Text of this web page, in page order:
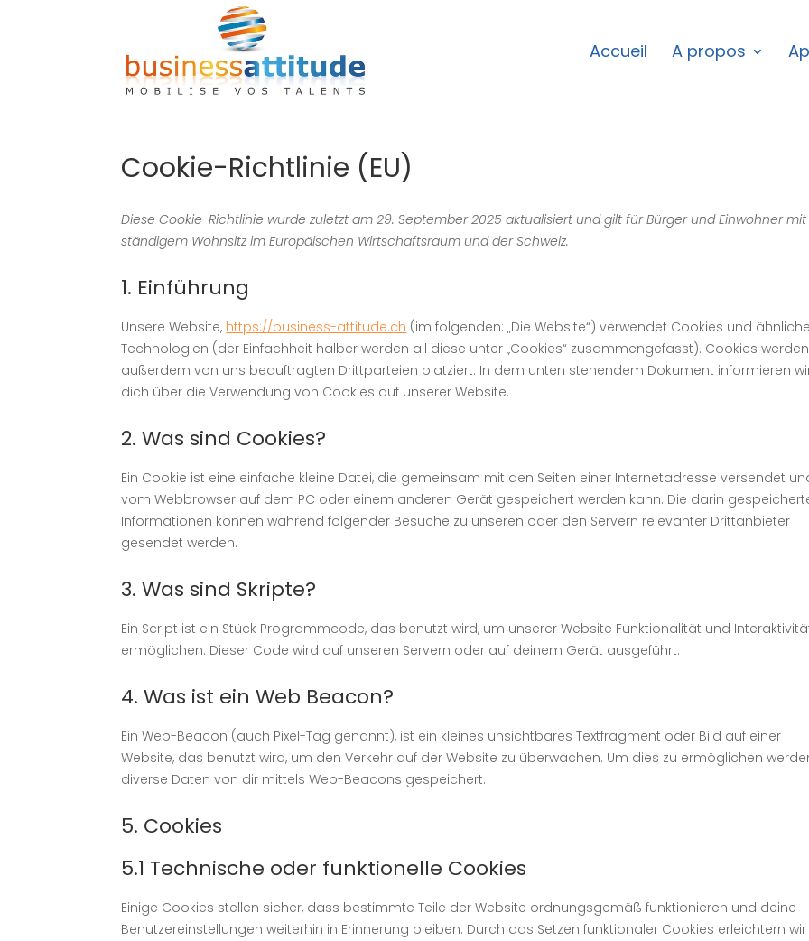
Accueil A propos
Cookie-Richtlinie (EU)
Diese Cookie-Richtlinie wurde zuletzt am 29. September 2025 aktualisiert und gilt für Bürger und Einwohner mit
ständigem Wohnsitz im Europäischen Wirtschaftsraum und der Schweiz.
1. Einführung
Unsere Website, https://business-attitude.ch (im folgenden: „Die Website“) verwendet Cookies und ähnliche
Technologien (der Einfachheit halber werden all diese unter „Cookies“ zusammengefasst). Cookies werden
außerdem von uns beauftragten Drittparteien platziert. In dem unten stehendem Dokument informieren
dich über die Verwendung von Cookies auf unserer Website.
2. Was sind Cookies?
Ein Cookie ist eine einfache kleine Datei, die gemeinsam mit den Seiten einer Internetadresse versendet
vom Webbrowser auf dem PC oder einem anderen Gerät gespeichert werden kann. Die darin
Informationen können während folgender Besuche zu unseren oder den Servern relevanter Drittanbieter
gesendet werden.
3. Was sind Skripte?
Ein Script ist ein Stück Programmcode, das benutzt wird, um unserer Website Funktionalität und
ermöglichen. Dieser Code wird auf unseren Servern oder auf deinem Gerät ausgeführt.
4. Was ist ein Web Beacon?
Ein Web-Beacon (auch Pixel-Tag genannt), ist ein kleines unsichtbares Textfragment oder Bild auf einer
Website, das benutzt wird, um den Verkehr auf der Website zu überwachen. Um dies zu ermöglichen
diverse Daten von dir mittels Web-Beacons gespeichert.
5. Cookies
5.1 Technische oder funktionelle Cookies
Einige Cookies stellen sicher, dass bestimmte Teile der Website ordnungsgemäß funktionieren und deine
Benutzereinstellungen weiterhin in Erinnerung bleiben. Durch das Setzen funktionaler Cookies erleichtern